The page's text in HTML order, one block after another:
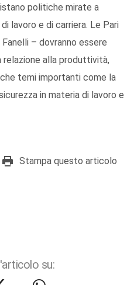
politiche mirate a
lavoro e di carriera. Le Pari
– dovranno essere
relazione alla produttività,
temi importanti come la
in materia di lavoro e
Stampa questo articolo
su: